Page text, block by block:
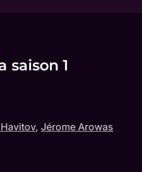
saison 1
, Jérome Arowas